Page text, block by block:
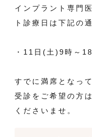
インプラント専門
ト診療日は下記の
・11日(土)9時～
すでに満席となっ
受診をご希望の方
くださいませ。